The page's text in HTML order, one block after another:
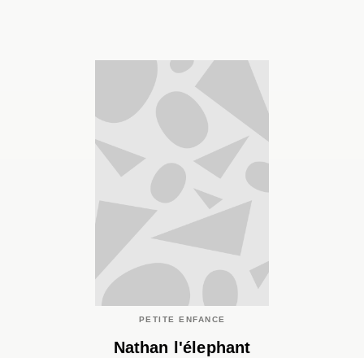
PETITE ENFANCE
Nathan l'élephant